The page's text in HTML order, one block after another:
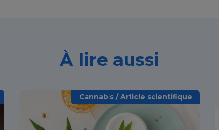
À lire aussi
Cannabis / Article scientifique